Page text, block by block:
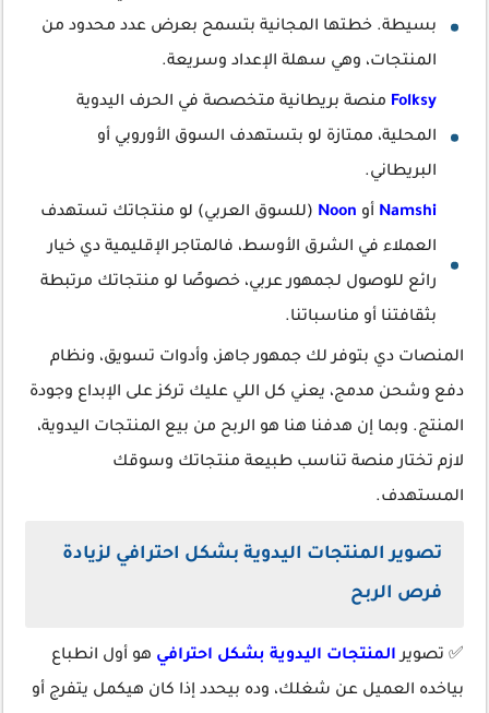
بسيطة. خطتها المجانية بتسمح بعرض عدد محدود من
المنتجات، وهي سهلة الإعداد وسريعة.
Folksy منصة بريطانية متخصصة في الحرف اليدوية
المحلية، ممتازة لو بتستهدف السوق الأوروبي أو
البريطاني.
Namshi أو Noon (للسوق العربي) لو منتجاتك تستهدف
العملاء في الشرق الأوسط، فالمتاجر الإقليمية دي خيار
رائع للوصول لجمهور عربي، خصوصًا لو منتجاتك مرتبطة
بثقافتنا أو مناسباتنا.
المنصات دي بتوفر لك جمهور جاهز، وأدوات تسويق، ونظام
دفع وشحن مدمج، يعني كل اللي عليك تركز على الإبداع وجودة
المنتج. وبما إن هدفنا هنا هو الربح من بيع المنتجات اليدوية،
لازم تختار منصة تناسب طبيعة منتجاتك وسوقك
المستهدف.
تصوير المنتجات اليدوية بشكل احترافي لزيادة
فرص الربح
✅ تصويرالمنتجات اليدوية بشكل احترافي هو أول انطباع
بياخده العميل عن شغلك، وده بيحدد إذا كان هيكمل يتفرج أو